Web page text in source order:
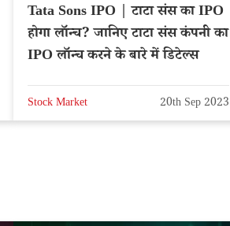
Tata Sons IPO | टाटा संस का IPO
होगा लॉन्च? जानिए टाटा संस कंपनी का
IPO लॉन्च करने के बारे में डिटेल्स
Stock Market 20th Sep 2023